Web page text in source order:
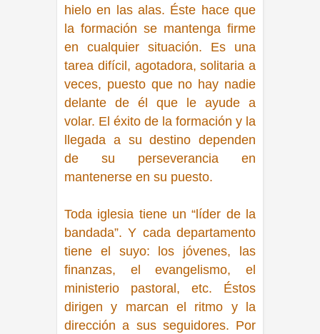
hielo en las alas. Éste hace que
la formación se mantenga firme
en cualquier situación. Es una
tarea difícil, agotadora, solitaria a
veces, puesto que no hay nadie
delante de él que le ayude a
volar. El éxito de la formación y la
llegada a su destino dependen
de su perseverancia en
mantenerse en su puesto.
Toda iglesia tiene un “líder de la
bandada”. Y cada departamento
tiene el suyo: los jóvenes, las
finanzas, el evangelismo, el
ministerio pastoral, etc. Éstos
dirigen y marcan el ritmo y la
dirección a sus seguidores. Por